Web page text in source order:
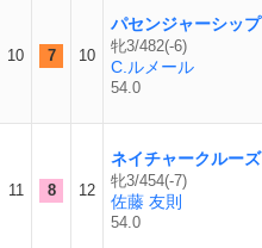
10 7 10
パセンジャーシップ
牝3/482(-6)
C.ルメール
54.0
11 8 12
ネイチャークルーズ
牝3/454(-7)
佐藤 友則
54.0